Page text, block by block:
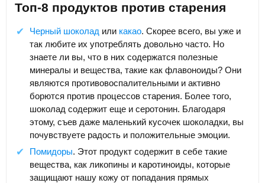
Топ-8 продуктов против старения
Черный шоколад или какао. Скорее всего, вы уже и
так любите их употреблять довольно часто. Но
знаете ли вы, что в них содержатся полезные
минералы и вещества, такие как флавоноиды? Они
являются противовоспалительными и активно
борются против процессов старения. Более того,
шоколад содержит еще и серотонин. Благодаря
этому, съев даже маленький кусочек шоколадки, вы
почувствуете радость и положительные эмоции.
Помидоры. Этот продукт содержит в себе такие
вещества, как ликопины и каротиноиды, которые
защищают нашу кожу от попадания прямых